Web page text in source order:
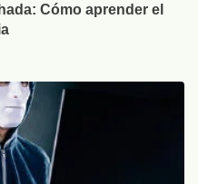
Cómo aprender el